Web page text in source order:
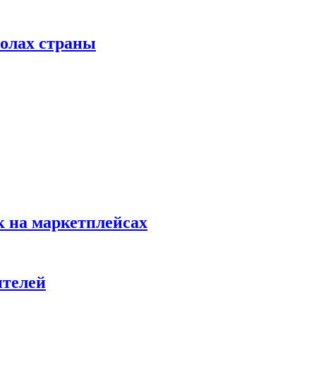
страны
на маркетплейсах